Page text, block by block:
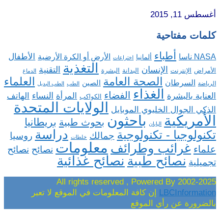
أغسطس 11, 2015
كلمات مفتاحية
NASA ناسا أطباء ألمانيا اختراعات الأرض أو الكرة الأرضية الأطفال
الأمراض الإنترنت الإنسان البدانة البشرة التغذية التقنية الدماغ
الرياضة السرطان الصحة العامة الصين الطب الطب البديل العلماء
العناية بالبشرة الغذاء الفضاء الكواكب المرأة النساء
الهاتف
الذكي الجوال الخليوي الموبايل
الولايات المتحدة
الأمريكية
اليابان باحثون بحوث طبية بريطانيا
تكنولوجيا - تكنولوجية جمالك خلطات دراسة روسيا
علماء غرائب وطرائف معلومات نصائح نصائح
تجميلية نصائح طبية نصائح غذائية
2002-2025 All rights reserved , Powered By
LBCInformation إن كافة المعلومات في الموقع لا تعبر
بالضرورة عن رأي الموقع